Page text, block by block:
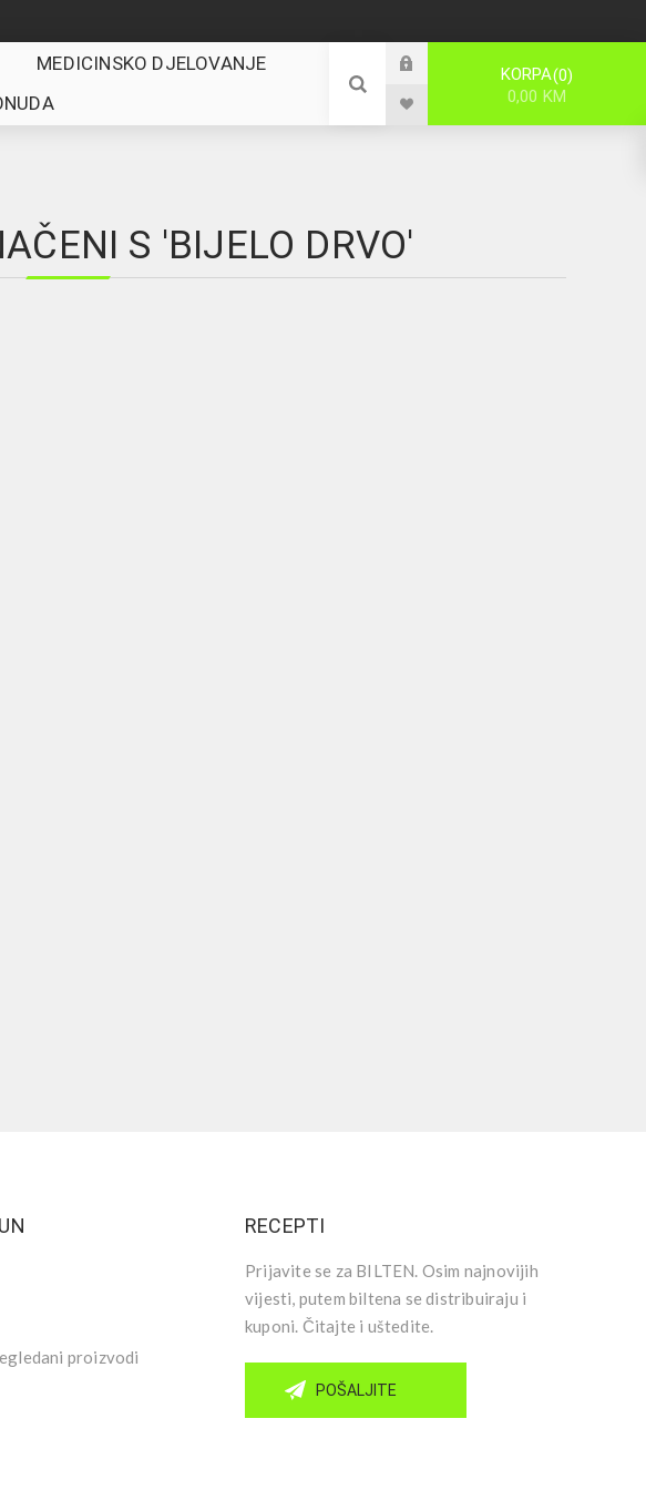
MEDICINSKO DJELOVANJE
KORPA 0
0,00 KM
S 'BIJELO DRVO'
proizvodi
RECEPTI
Prijavite se za BILTEN. Osim najnovijih
vijesti, putem biltena se distribuiraju i
kuponi. Čitajte i uštedite.
POŠALJITE